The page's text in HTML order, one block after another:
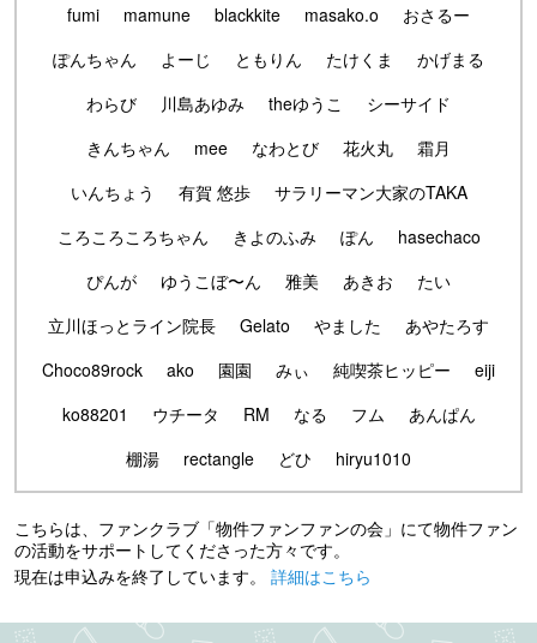
fumi
mamune blackkite masako.o
おさるー
ぽんちゃん
よーじ ともりん たけくま
かげまる
わらび
川島あゆみ theゆうこ
シーサイド
きんちゃん
mee なわとび 花火丸
霜月
いんちょう
有賀 悠歩
サラリーマン大家のTAKA
ころころころちゃん
きよのふみ ぽん
hasechaco
ぴんが
ゆうこぼ〜ん 雅美 あきお
たい
立川ほっとライン院長
Gelato やました
あやたろす
Choco89rock
ako 園園 みぃ 純喫茶ヒッピー
eiji
ko88201
ウチータ RM なる フム
あんぱん
棚湯
rectangle どひ hiryu1010
こちらは、ファンクラブ「物件ファンファンの会」にて物件ファン
の活動をサポートしてくださった方々です。
現在は申込みを終了しています。 詳細はこちら